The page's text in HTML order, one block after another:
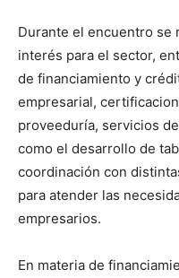
Durante el encuentro se
interés para el sector,
de financiamiento y
empresarial,
proveeduría, servicios
como el desarrollo de
coordinación con
para atender las
empresarios.
En materia de